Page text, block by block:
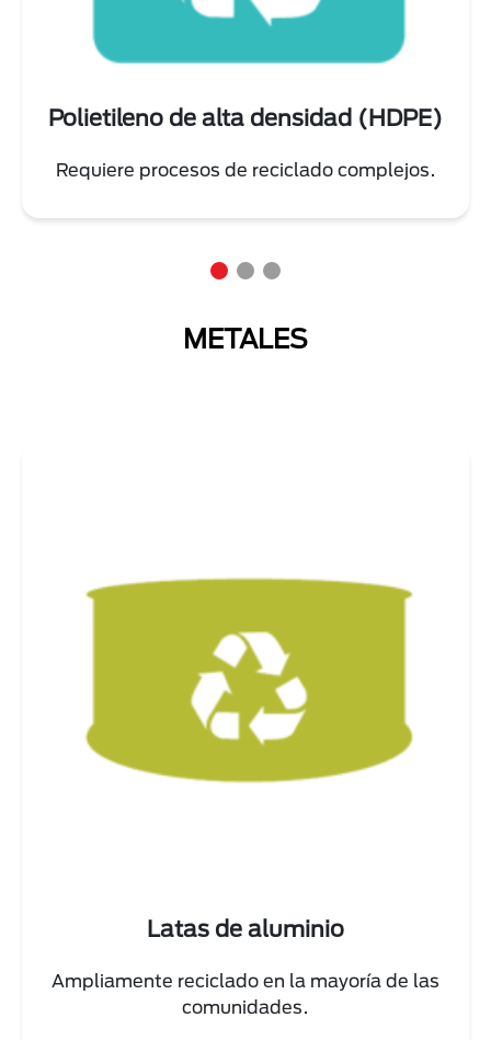
Polietileno de alta densidad (HDPE)
Requiere procesos de reciclado complejos.
METALES
Latas de aluminio
Ampliamente reciclado en la mayoría de las
comunidades.